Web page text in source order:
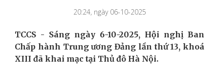
20:24, ngày 06-10-2025
TCCS - Sáng ngày 6-10-2025, Hội nghị Ban
Chấp hành Trung ương Đảng lần thứ 13, khoá
XIII đã khai mạc tại Thủ đô Hà Nội.